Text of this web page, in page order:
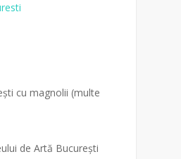
cu magnolii (multe
de Artă București